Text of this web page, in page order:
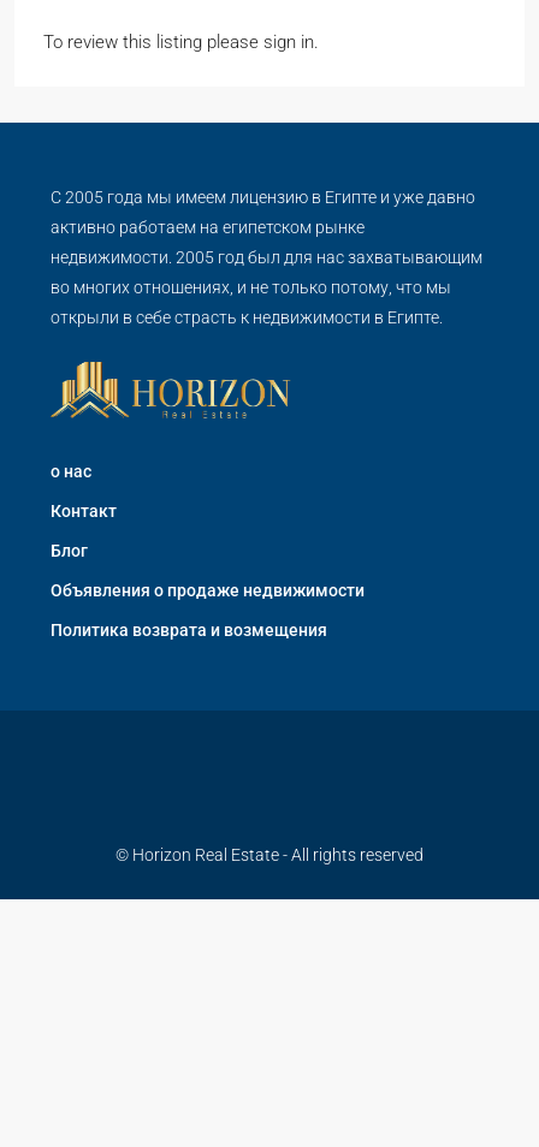
To review this listing please sign in.
С 2005 года мы имеем лицензию в Египте и уже давно
активно работаем на египетском рынке
недвижимости. 2005 год был для нас захватывающим
во многих отношениях, и не только потому, что мы
открыли в себе страсть к недвижимости в Египте.
о нас
Контакт
Блог
Объявления о продаже недвижимости
Политика возврата и возмещения
© Horizon Real Estate - All rights reserved